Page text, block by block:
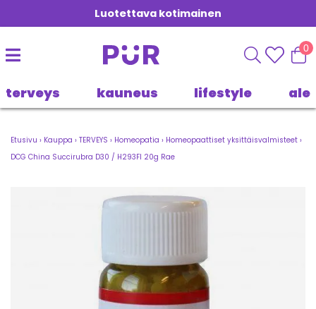
Luotettava kotimainen
0
terveys kauneus lifestyle ale
Etusivu › Kauppa › TERVEYS › Homeopatia › Homeopaattiset yksittäisvalmisteet ›
DCG China Succirubra D30 / H293FI 20g Rae